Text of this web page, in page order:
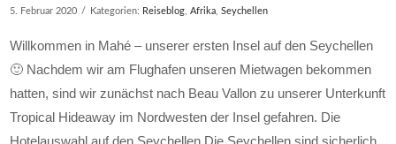
5. Februar 2020 Kategorien: Reiseblog,Afrika,Seychellen
Willkommen in Mahé – unserer ersten Insel auf den Seychellen
🙂 Nachdem wir am Flughafen unseren Mietwagen bekommen
hatten, sind wir zunächst nach Beau Vallon zu unserer Unterkunft
Tropical Hideaway im Nordwesten der Insel gefahren. Die